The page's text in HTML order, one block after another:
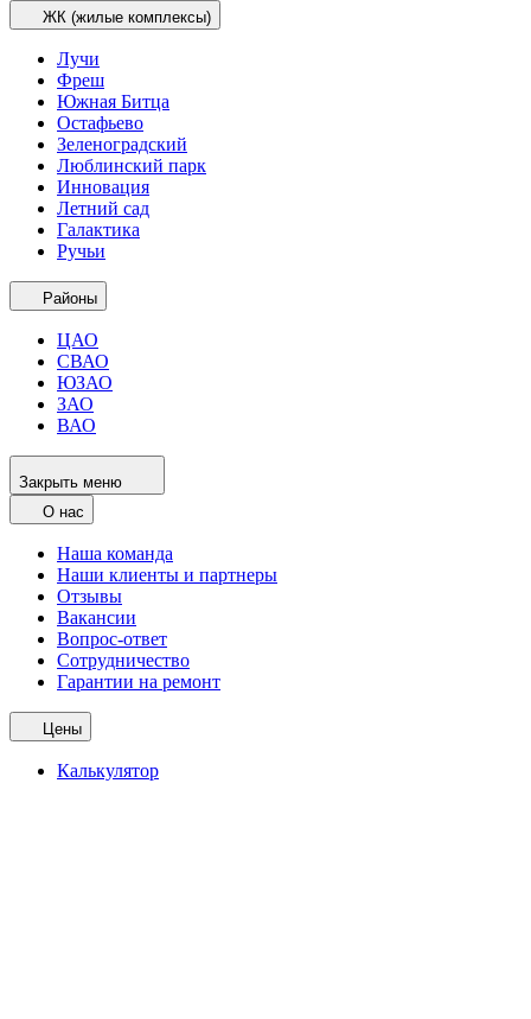
ЖК (жилые комплексы)
Лучи
Фреш
Южная Битца
Остафьево
Зеленоградский
Люблинский парк
Инновация
Летний сад
Галактика
Ручьи
Районы
ЦАО
СВАО
ЮЗАО
ЗАО
ВАО
Закрыть меню
О нас
Наша команда
Наши клиенты и партнеры
Отзывы
Вакансии
Вопрос-ответ
Сотрудничество
Гарантии на ремонт
Цены
Калькулятор